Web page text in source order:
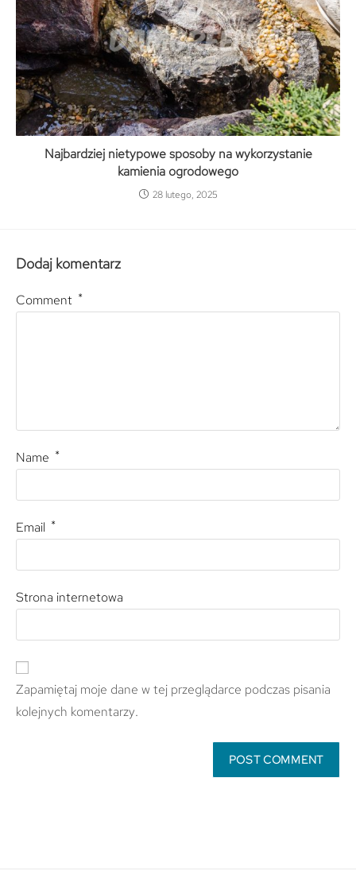
Najbardziej nietypowe sposoby na wykorzystanie
kamienia ogrodowego
28 lutego, 2025
Dodaj komentarz
Comment *
Name *
Email *
Strona internetowa
Zapamiętaj moje dane w tej przeglądarce podczas pisania
kolejnych komentarzy.